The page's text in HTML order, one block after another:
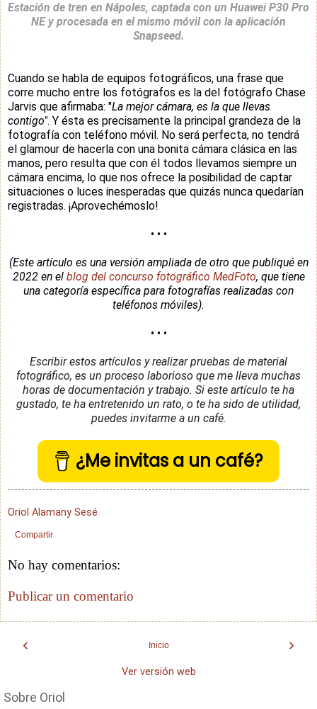
Estación de tren en Nápoles, captada con un Huawei P30 Pro
NE y procesada en el mismo móvil con la aplicación
Snapseed.
Cuando se habla de equipos fotográficos, una frase que
corre mucho entre los fotógrafos es la del fotógrafo Chase
Jarvis que afirmaba: "La mejor cámara, es la que llevas
contigo". Y ésta es precisamente la principal grandeza de la
fotografía con teléfono móvil. No será perfecta, no tendrá
el glamour de hacerla con una bonita cámara clásica en las
manos, pero resulta que con él todos llevamos siempre un
cámara encima, lo que nos ofrece la posibilidad de captar
situaciones o luces inesperadas que quizás nunca quedarían
registradas. ¡Aprovechémoslo!
• • •
(Este artículo es una versión ampliada de otro que publiqué en
2022 en el blog del concurso fotográfico MedFoto, que tiene
una categoría específica para fotografías realizadas con
teléfonos móviles).
• • •
Escribir estos artículos y realizar pruebas de material
fotográfico, es un proceso laborioso que me lleva muchas
horas de documentación y trabajo. Si este artículo te ha
gustado, te ha entretenido un rato, o te ha sido de utilidad,
puedes invitarme a un café.
¿Me invitas a un café?
Oriol Alamany Sesé
Compartir
No hay comentarios:
Publicar un comentario
‹ ›
Inicio
Ver versión web
Sobre Oriol